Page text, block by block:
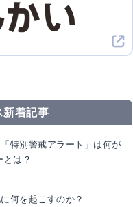
新着記事
特別警戒アラート」は何が
とは？
何を起こすのか？